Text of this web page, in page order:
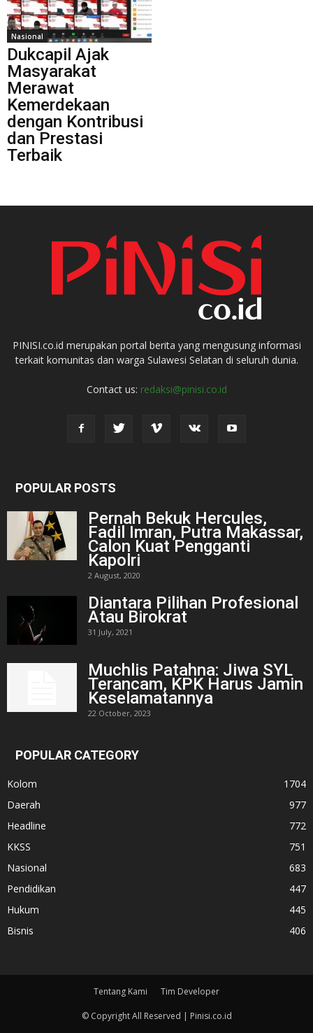
Nasional
Dukcapil Ajak
Masyarakat
Merawat
Kemerdekaan
dengan Kontribusi
dan Prestasi
Terbaik
PINISI.co.id merupakan portal berita yang mengusung informasi
terkait komunitas dan warga Sulawesi Selatan di seluruh dunia.
Contact us: redaksi@pinisi.co.id
POPULAR POSTS
Pernah Bekuk Hercules,
Fadil Imran, Putra Makassar,
Calon Kuat Pengganti
Kapolri
2 August, 2020
Diantara Pilihan Profesional
Atau Birokrat
31 July, 2021
Muchlis Patahna: Jiwa SYL
Terancam, KPK Harus Jamin
Keselamatannya
22 October, 2023
POPULAR CATEGORY
Kolom
1704
Daerah
977
Headline
772
KKSS
751
Nasional
683
Pendidikan
447
Hukum
445
Bisnis
406
Tentang Kami Tim Developer
© Copyright All Reserved | Pinisi.co.id